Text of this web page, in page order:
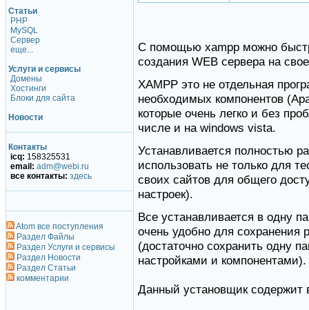
Статьи
PHP
MySQL
Сервер
еще...
Услуги и сервисы
Домены
Хостинги
Блоки для сайта
Новости
Контакты
icq: 158325531
email: adm@webi.ru
все контакты: здесь
Atom все поступления
Раздел Файлы
Раздел Услуги и сервисы
Раздел Новости
Раздел Статьи
комментарии
С помощью xampp можно
создания WEB сервера на
XAMPP это не отдельная
необходимых компонентов
которые очень легко и без
числе и на windows vista.
Устанавливается полностью
использовать не только для
своих сайтов для общего
настроек).
Все устанавливается в одну
очень удобно для сохранения
(достаточно сохранить одну
настройками и компонентами).
Данный установщик содержит